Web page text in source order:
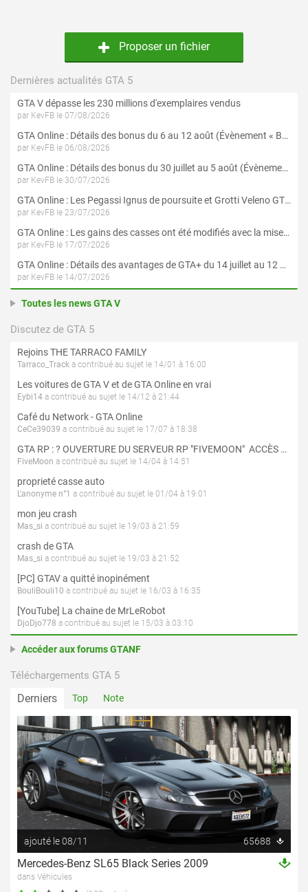
Proposer un fichier
Dernières actualités GTA 5
GTA V dépasse les 230 millions d'exemplaires vendus
par KevFB le 07/08/2026
GTA Online : Détails des bonus du 6 au 12 août (Évènement « Braquages de l'été » - Suite et fin)
par KevFB le 06/08/2026
GTA Online : Détails des bonus du 30 juillet au 5 août (Évènement « Braquages d'été »)
par KevFB le 30/07/2026
GTA Online : Les Pegassi Ignus de poursuite et Grotti Veleno GT sont maintenant disponibles
par KevFB le 23/07/2026
GTA Online : Les gains des casses ont été modifiés avec la mise à jour « Le Braquage du Kortz Center »
par KevFB le 17/07/2026
GTA Online : Détails des avantages de GTA+ du 14 juillet au 12 août
par KevFB le 14/07/2026
Toutes les news GTA V
Discutez de GTA 5
Rejoins THE TARRACO FAMILY
Tarraco_Track a contribué au sujet le 14/01 à 16:00
Les voitures de GTA V et de GTA Online en vrai
Eybi14 a contribué au sujet le 14/12 à 21:44
Café du Network - GTA Online
CeCe39039 a contribué au sujet le 17/07 à 18:38
GTA RP : ? OUVERTURE DU SERVEUR RP "FIVEMOON"  ACCÈS LIBRE ?
FiveMoon a contribué au sujet le 14/04 à 14:51
proprieté casse auto
L'anonyme n°1 a contribué au sujet le 01/04 à 19:01
mon jeu crash
Mas_si a contribué au sujet le 19/03 à 21:59
crash de GTA
Mas_si a contribué au sujet le 19/03 à 21:52
[PC] GTAV a quitté inopinément
BouliBouli10 a contribué au sujet le 16/03 à 16:35
[YouTube] La chaine de MrLeRobot
DjoDjo778 a contribué au sujet le 15/03 à 03:10
Accéder aux forums GTANF
Téléchargements GTA 5
Derniers Top Note
ajouté le 08/11 65688
Mercedes-Benz SL65 Black Series 2009
dans Véhicules